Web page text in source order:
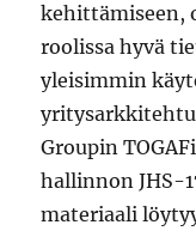
kehittämiseen,
roolissa hyvä
yleisimmin
Groupin
hallinnon JHS-
materiaali